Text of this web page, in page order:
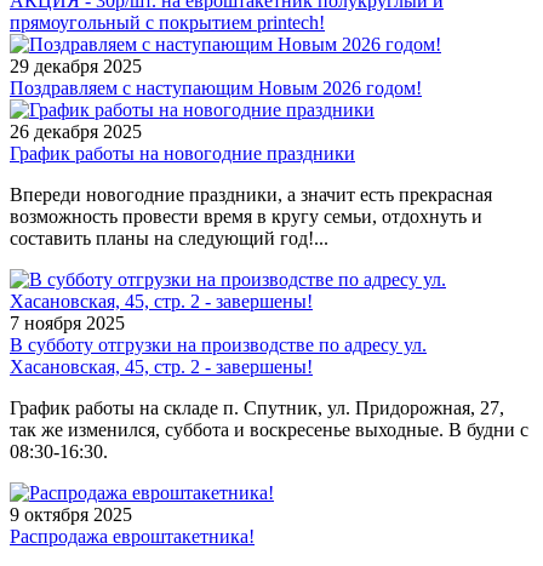
прямоугольный с покрытием printech!
29 декабря 2025
Поздравляем с наступающим Новым 2026 годом!
26 декабря 2025
График работы на новогодние праздники
Впереди новогодние праздники, а значит есть прекрасная
возможность провести время в кругу семьи, отдохнуть и
составить планы на следующий год!...
7 ноября 2025
В субботу отгрузки на производстве по адресу ул.
Хасановская, 45, стр. 2 - завершены!
График работы на складе п. Спутник, ул. Придорожная, 27,
так же изменился, суббота и воскресенье выходные. В будни с
08:30-16:30.
9 октября 2025
Распродажа евроштакетника!